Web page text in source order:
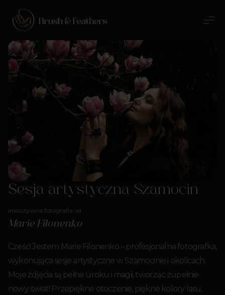
Sesja artystyczna Szamocin
Inkluzywna fotografia od
Marie Filonenko
Cześć! Jestem Marie Filonenko – profesjonalna fotografka,
wykonująca sesje artystyczne w Szamocinie i okolicach.
Moje zdjęcia są pełne uroku i magii, tworząc zupełnie
nowy świat! Przepiękne otoczenie, piękne kolory lasu,